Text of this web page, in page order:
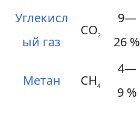
Углекисл
ый газ
CO2
9—
26 %
Метан CH4
4—
9 %